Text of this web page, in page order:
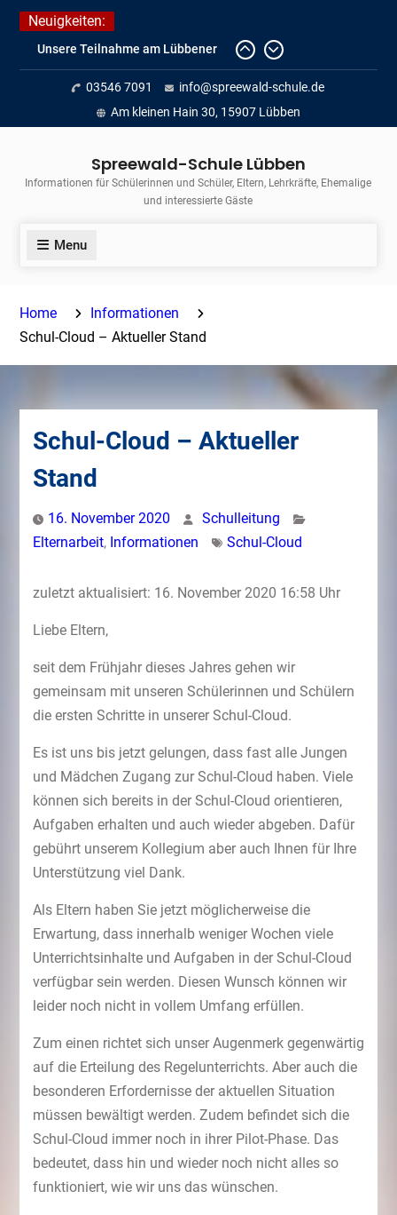
Skip
content
Neuigkeiten:
Fortführung des verkürzten
Unterrichts aufgrund der hohen
Temperaturen (22.06. bis
voraussichtlich zum 26.06.2026)
Journalismus hautnah
Insellauf 2026
03546 7091
info@spreewald-schule.de
Am kleinen Hain 30, 15907 Lübben
Spreewald-Schule Lübben
Informationen für Schülerinnen und Schüler, Eltern, Lehrkräfte, Ehemalige
und interessierte Gäste
Menu
Home
Informationen
Schul-Cloud – Aktueller Stand
Schul-Cloud – Aktueller
Stand
16. November 2020
Schulleitung
Elternarbeit, Informationen Schul-Cloud
zuletzt aktualisiert: 16. November 2020 16:58 Uhr
Liebe Eltern,
seit dem Frühjahr dieses Jahres gehen wir
gemeinsam mit unseren Schülerinnen und Schülern
die ersten Schritte in unserer Schul-Cloud.
Es ist uns bis jetzt gelungen, dass fast alle Jungen
und Mädchen Zugang zur Schul-Cloud haben. Viele
können sich bereits in der Schul-Cloud orientieren,
Aufgaben erhalten und auch wieder abgeben. Dafür
gebührt unserem Kollegium aber auch Ihnen für Ihre
Unterstützung viel Dank.
Als Eltern haben Sie jetzt möglicherweise die
Erwartung, dass innerhalb weniger Wochen viele
Unterrichtsinhalte und Aufgaben in der Schul-Cloud
verfügbar sein werden. Diesen Wunsch können wir
leider noch nicht in vollem Umfang erfüllen.
Zum einen richtet sich unser Augenmerk gegenwärtig
auf die Erteilung des Regelunterrichts. Aber auch die
besonderen Erfordernisse der aktuellen Situation
müssen bewältigt werden. Zudem befindet sich die
Schul-Cloud immer noch in ihrer Pilot-Phase. Das
bedeutet, dass hin und wieder noch nicht alles so
funktioniert, wie wir uns das wünschen.